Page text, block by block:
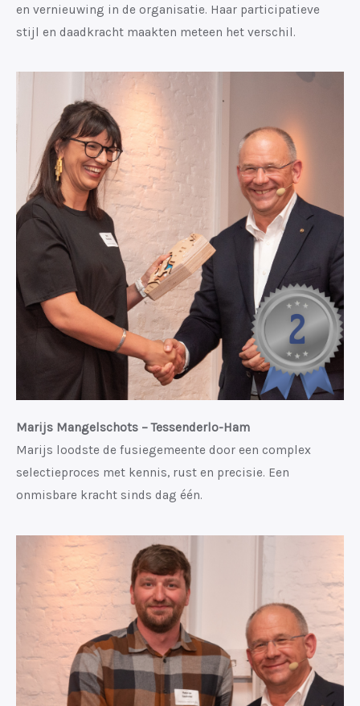
en vernieuwing in de organisatie. Haar participatieve
stijl en daadkracht maakten meteen het verschil.
Marijs Mangelschots – Tessenderlo-Ham
Marijs loodste de fusiegemeente door een complex
selectieproces met kennis, rust en precisie. Een
onmisbare kracht sinds dag één.